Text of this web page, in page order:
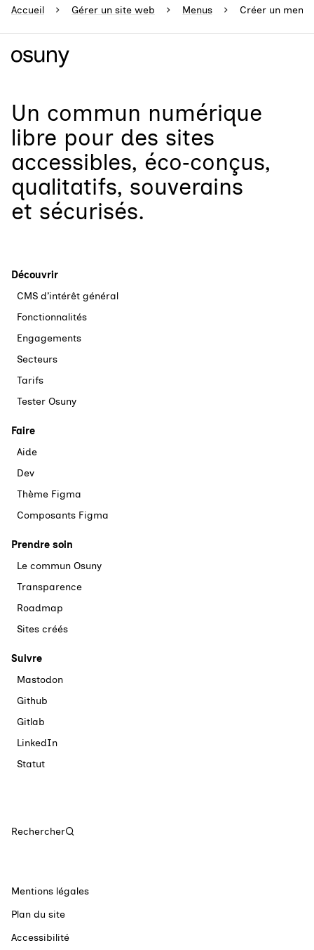
Accueil Gérer un site web Menus Créer un menu
Un commun numérique
libre pour des sites
accessibles, éco‑conçus,
qualitatifs, souverains
et sécurisés.
Découvrir
CMS d’intérêt général
Fonctionnalités
Engagements
Secteurs
Tarifs
Tester Osuny
Faire
Aide
Dev
Thème Figma
Composants Figma
Prendre soin
Le commun Osuny
Transparence
Roadmap
Sites créés
Suivre
Mastodon
Github
Gitlab
LinkedIn
Statut
Rechercher
Mentions légales
Plan du site
Accessibilité